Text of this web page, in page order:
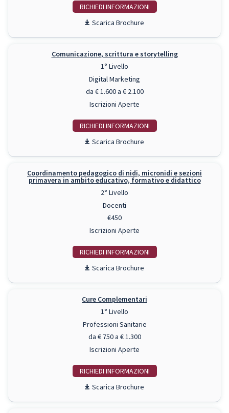
RICHIEDI INFO
Scarica Brochure
Comunicazione, scrittura e storytelling
1° Livello
Digital Marketing
da € 1.600 a € 2.100
Iscrizioni Aperte
RICHIEDI INFO
Scarica Brochure
Coordinamento pedagogico di nidi, micronidi e sezioni
primavera in ambito educativo, formativo e didattico
2° Livello
Docenti
€450
Iscrizioni Aperte
RICHIEDI INFO
Scarica Brochure
Cure Complementari
1° Livello
Professioni Sanitarie
da € 750 a € 1.300
Iscrizioni Aperte
RICHIEDI INFO
Scarica Brochure